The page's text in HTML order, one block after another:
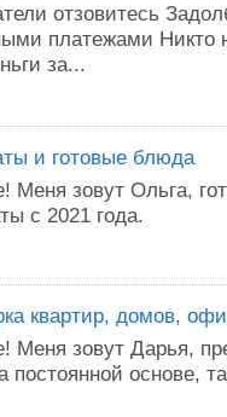
отзовитесь
платежами Никто
за...
и готовые блюда
Меня зовут Ольга,
с 2021 года.
квартир, домов,
Меня зовут Дарья,
постоянной основе,